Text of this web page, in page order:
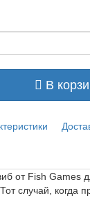
В
от Fish Games
случай, когда